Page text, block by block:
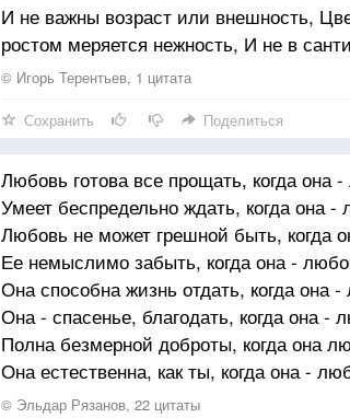
И не важны возраст или внешность,
ростом меряется нежность, И не в
© Игорь Терентьев, 1 цитата
Сохранить Поделиться
Любовь готова все прощать, когда она
Умеет беспредельно ждать, когда она -
Любовь не может грешной быть, когда
Ее немыслимо забыть, когда она -
Она способна жизнь отдать, когда она
Она - спасенье, благодать, когда она -
Полна безмерной доброты, когда она
Она естественна, как ты, когда она -
© Эльдар Рязанов, 22 цитаты